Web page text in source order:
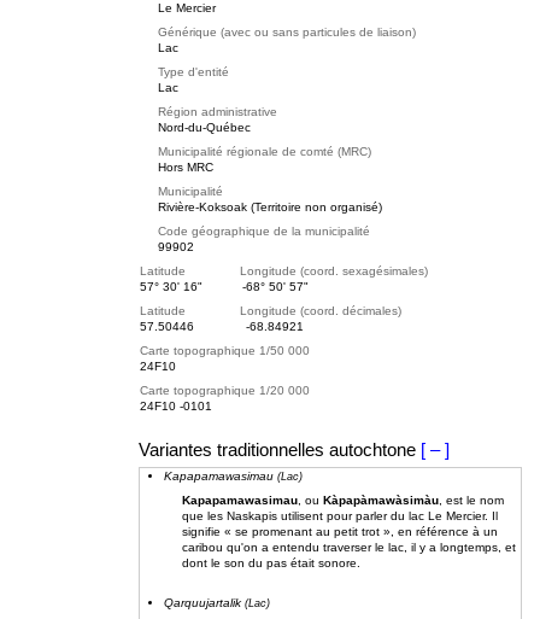
Le Mercier
Générique (avec ou sans particules de liaison)
Lac
Type d'entité
Lac
Région administrative
Nord-du-Québec
Municipalité régionale de comté (MRC)
Hors MRC
Municipalité
Rivière-Koksoak (Territoire non organisé)
Code géographique de la municipalité
99902
Latitude Longitude (coord. sexagésimales)
57° 30' 16"
-68° 50' 57"
Latitude Longitude (coord. décimales)
57.50446
-68.84921
Carte topographique 1/50 000
24F10
Carte topographique 1/20 000
24F10 -0101
Variantes traditionnelles autochtone [ – ]
Kapapamawasimau (Lac)
Kapapamawasimau , ou Kàpapàmawàsimàu , est le nom
que les Naskapis utilisent pour parler du lac Le Mercier. Il
signifie « se promenant au petit trot », en référence à un
caribou qu'on a entendu traverser le lac, il y a longtemps, et
dont le son du pas était sonore.
Qarquujartalik (Lac)